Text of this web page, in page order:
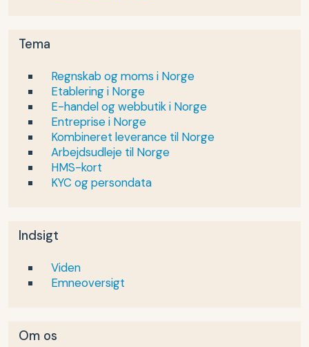
Tema
Regnskab og moms i Norge
Etablering i Norge
E-handel og webbutik i Norge
Entreprise i Norge
Kombineret leverance til Norge
Arbejdsudleje til Norge
HMS-kort
KYC og persondata
Indsigt
Viden
Emneoversigt
Om os